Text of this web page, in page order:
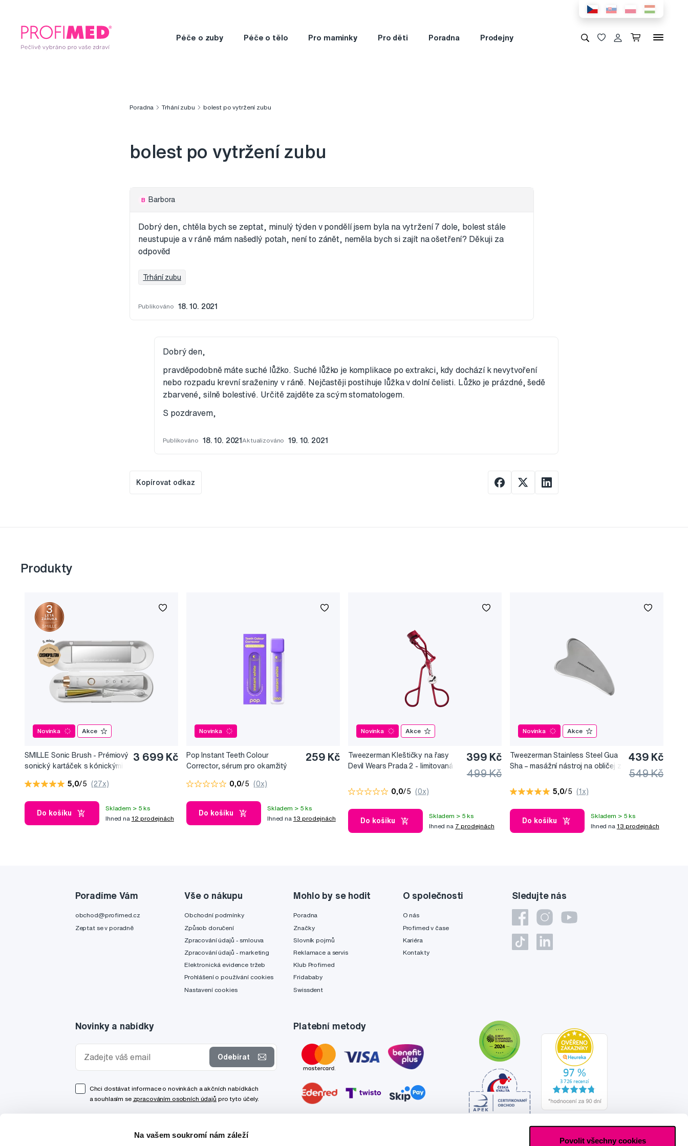
Na vašem soukromí nám záleží
Povolit všechny cookies
Péče o zuby Péče o tělo Pro maminky Pro děti Poradna Prodejny
Poradna Trhání zubu bolest po vytržení zubu
bolest po vytržení zubu
B Barbora
Dobrý den, chtěla bych se zeptat, minulý týden v pondělí jsem byla na vytržení 7 dole, bolest stále
neustupuje a v ráně mám našedlý potah, není to zánět, neměla bych si zajít na ošetření? Děkuji za
odpověd
Trhání zubu
Publikováno 18. 10. 2021
Dobrý den,
pravděpodobně máte suché lůžko. Suché lůžko je komplikace po extrakci, kdy dochází k nevytvoření
nebo rozpadu krevní sraženiny v ráně. Nejčastěji postihuje lůžka v dolní čelisti. Lůžko je prázdné, šedě
zbarvené, silně bolestivé. Určitě zajděte za scým stomatologem.
S pozdravem,
Publikováno 18. 10. 2021Aktualizováno 19. 10. 2021
Kopírovat odkaz
Produkty
Novinka Akce
SMILLE Sonic Brush - Prémiový
sonický kartáček s kónickými
3 699 Kč
5,0/5 (27x)
Do košíku
Skladem > 5 ks
Ihned na 12 prodejnách
Novinka
Pop Instant Teeth Colour
Corrector, sérum pro okamžitý
259 Kč
0,0/5 (0x)
Do košíku
Skladem > 5 ks
Ihned na 13 prodejnách
Novinka Akce
Tweezerman Kleštičky na řasy
Devil Wears Prada 2 - limitovaná
399 Kč
499 Kč
0,0/5 (0x)
Do košíku
Skladem > 5 ks
Ihned na 7 prodejnách
Novinka Akce
Tweezerman Stainless Steel Gua
Sha –⁠⁠⁠⁠⁠⁠ masážní nástroj na obličej z
439 Kč
549 Kč
5,0/5 (1x)
Do košíku
Skladem > 5 ks
Ihned na 13 prodejnách
Sledujte nás
Poradíme Vám
obchod@profimed.cz
Zeptat se v poradně
Vše o nákupu
Obchodní podmínky
Způsob doručení
Zpracování údajů - smlouva
Zpracování údajů - marketing
Elektronická evidence tržeb
Prohlášení o používání cookies
Nastavení cookies
Mohlo by se hodit
Poradna
Značky
Slovník pojmů
Reklamace a servis
Klub Profimed
Fridababy
Swissdent
O společnosti
O nás
Profimed v čase
Kariéra
Kontakty
Novinky a nabídky
Odebírat
Chci dostávat informace o novinkách a akčních nabídkách
a souhlasím se zpracováním osobních údajů pro tyto účely.
Platební metody